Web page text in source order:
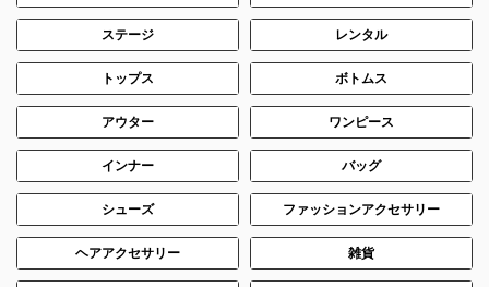
ステージ レンタル
トップス ボトムス
アウター ワンピース
インナー バッグ
シューズ ファッションアクセサリー
ヘアアクセサリー 雑貨